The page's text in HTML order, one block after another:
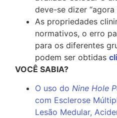
deve-se dizer “agora
As propriedades
normativos, o erro
para os diferentes
podem ser obtidas
VOCÊ SABIA?
O uso do Nine Hole
com Esclerose
Lesão Medular,